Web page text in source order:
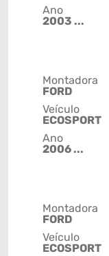
Ano
2003 ...
Montadora
FORD
Veículo
ECOSPORT
Ano
2006 ...
Montadora
FORD
Veículo
ECOSPORT